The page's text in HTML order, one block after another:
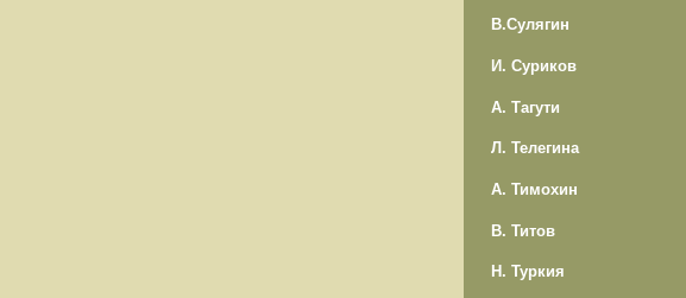
В.Сулягин
И. Суриков
А. Тагути
Л. Телегина
А. Тимохин
В. Титов
Н. Туркия